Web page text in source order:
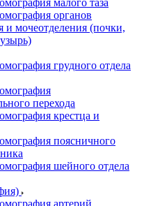
малого таза
органов
и мочеотделения (почки,
грудного отдела
перехода
крестца и
поясничного
шейного отдела
артерий